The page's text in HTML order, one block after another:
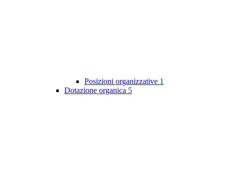
Posizioni organizzative 1
Dotazione organica 5